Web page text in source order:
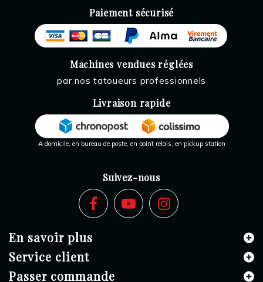
Paiement sécurisé
Machines vendues réglées
par nos tatoueurs professionnels
Livraison rapide
A domicile, en bureau de poste, en point relais, en pickup station
Suivez-nous
En savoir plus
Service client
Passer commande